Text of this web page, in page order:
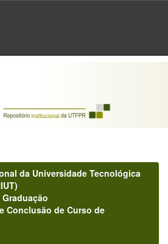
da Universidade Tecnológica
Conclusão de Curso de